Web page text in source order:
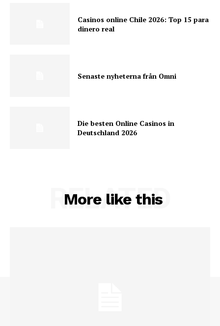
Casinos online Chile 2026: Top 15 para
dinero real
Senaste nyheterna från Omni
Die besten Online Casinos in
Deutschland 2026
More like this
RELATED